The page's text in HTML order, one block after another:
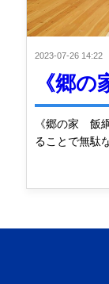
2023-07-26 14:22
《郷
《郷の家 飯
ることで無駄